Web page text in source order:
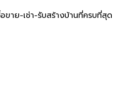
ขาย-เช่า-รับสร้างบ้านที่ครบที่สุด